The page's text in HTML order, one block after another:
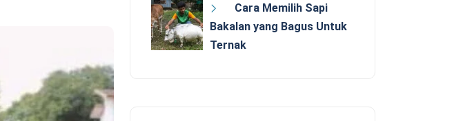
Cara Memilih Sapi
Bakalan yang Bagus Untuk
Ternak